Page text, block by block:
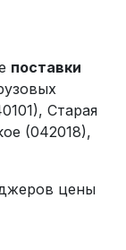
поставки
Старая
(042018),
цены